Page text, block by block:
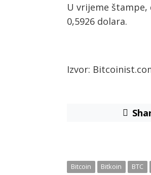
U vrijeme štampe,
0,5926 dolara.
Izvor:
Bitcoin Bitkoin BTC